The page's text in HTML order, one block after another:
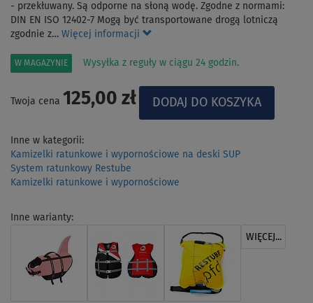
- przekłuwany. Są odporne na słoną wodę. Zgodne z normami:
DIN EN ISO 12402-7 Mogą być transportowane drogą lotniczą
zgodnie z… Więcej informacji
W MAGAZYNIE Wysyłka z reguły w ciągu 24 godzin.
Twoja cena 125,00 zł
Inne w kategorii:
Kamizelki ratunkowe i wypornościowe na deski SUP
System ratunkowy Restube
Kamizelki ratunkowe i wypornościowe
Inne warianty:
WIĘCEJ...